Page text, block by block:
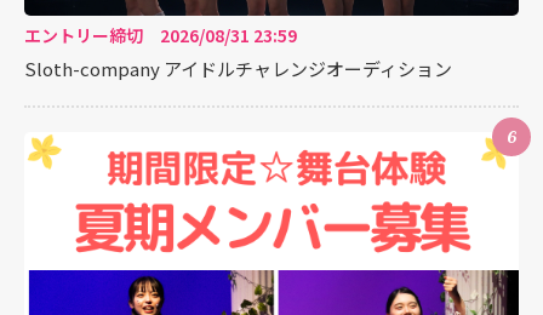
エントリー締切 2026/08/31 23:59
Sloth-company アイドルチャレンジオーディション
6